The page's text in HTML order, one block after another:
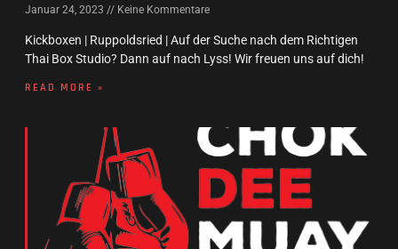
Januar 24, 2023 Keine Kommentare
Kickboxen | Ruppoldsried | Auf der Suche nach dem Richtigen
Thai Box Studio? Dann auf nach Lyss! Wir freuen uns auf dich!
READ MORE »